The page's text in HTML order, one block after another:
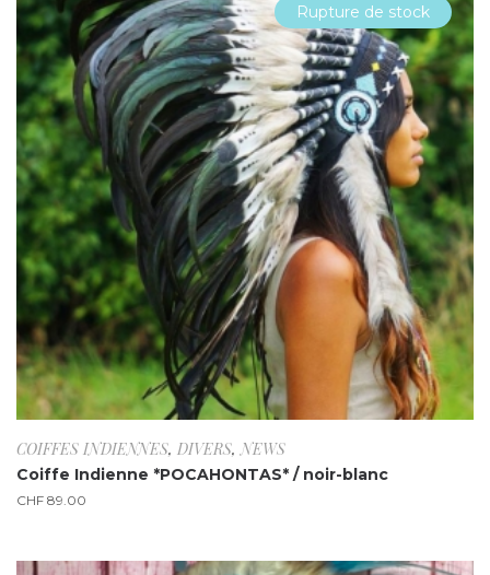
Rupture de stock
COIFFES INDIENNES, DIVERS,NEWS
Coiffe Indienne *POCAHONTAS* / noir-blanc
CHF 89.00